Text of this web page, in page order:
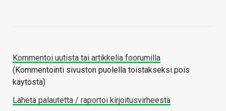
Kommentoi uutista tai artikkelia foorumilla
(Kommentointi sivuston puolella toistakseksi pois
käytöstä)
Lähetä palautetta / raportoi kirjoitusvirheestä